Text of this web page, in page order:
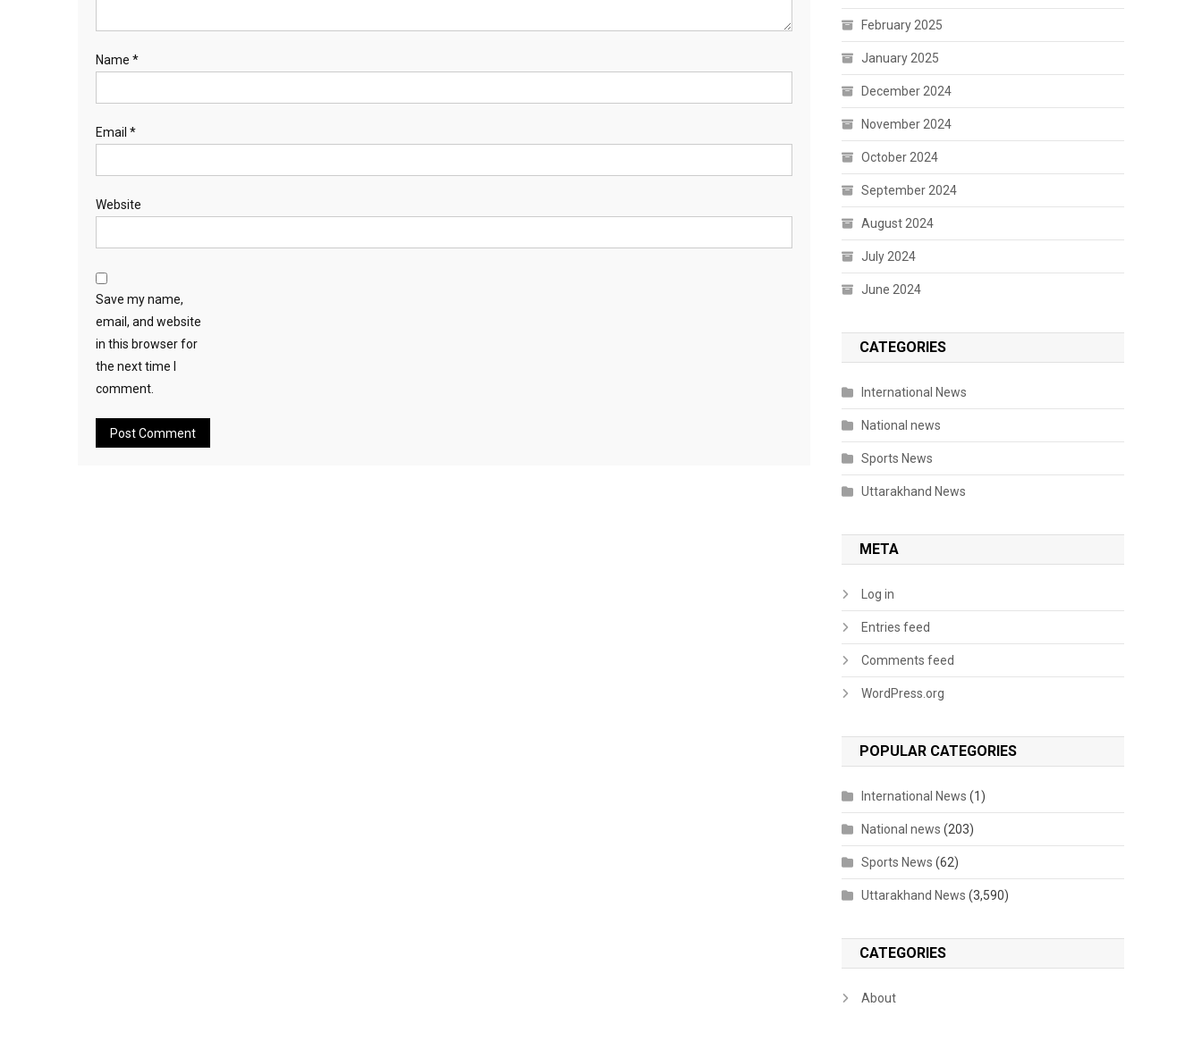
Name *
Email *
Website
Save my name,
email, and website
in this browser for
the next time I
comment.
February 2025
January 2025
December 2024
November 2024
October 2024
September 2024
August 2024
July 2024
June 2024
CATEGORIES
International News
National news
Sports News
Uttarakhand News
META
Log in
Entries feed
Comments feed
WordPress.org
POPULAR CATEGORIES
International News (1)
National news (203)
Sports News (62)
Uttarakhand News (3,590)
CATEGORIES
About